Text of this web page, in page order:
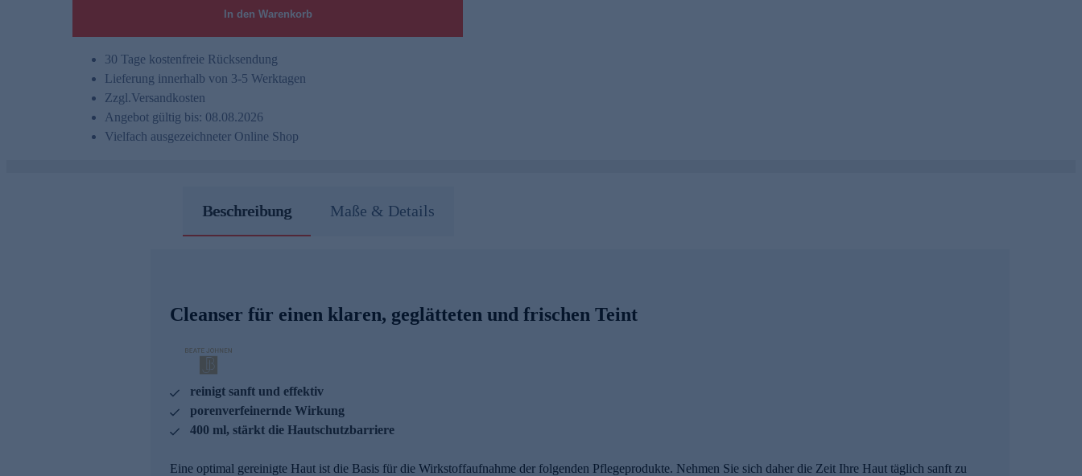
In den Warenkorb
30 Tage kostenfreie Rücksendung
Lieferung innerhalb von 3-5 Werktagen
Zzgl.Versandkosten
Angebot gültig bis: 08.08.2026
Vielfach ausgezeichneter Online Shop
Beschreibung Maße & Details
Cleanser für einen klaren, geglätteten und frischen Teint
reinigt sanft und effektiv
porenverfeinernde Wirkung
400 ml, stärkt die Hautschutzbarriere
Eine optimal gereinigte Haut ist die Basis für die Wirkstoffaufnahme der folgenden Pflegeprodukte. Nehmen Sie sich daher die Zeit Ihre Haut täglich sanft zu